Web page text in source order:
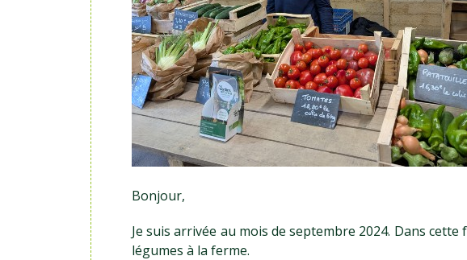
Bonjour,
Je suis arrivée au mois de septembre 2024. Dans
légumes à la ferme.